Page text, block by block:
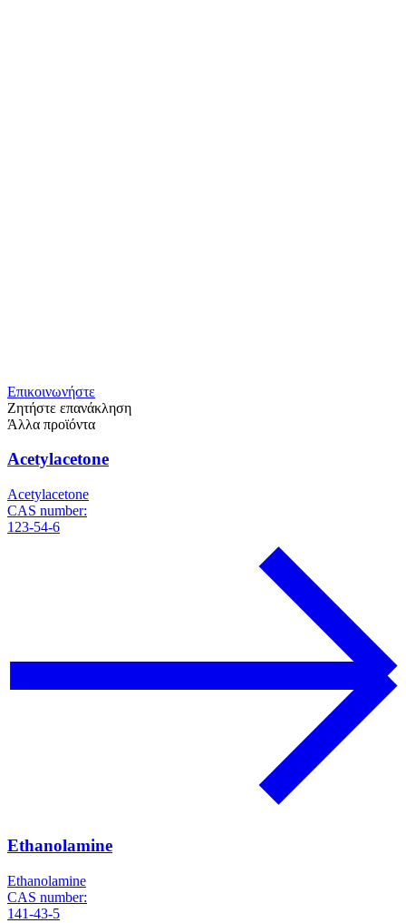
Επικοινωνήστε
Ζητήστε επανάκληση
Άλλα προϊόντα
Acetylacetone
Acetylacetone
CAS number:
123-54-6
Ethanolamine
Ethanolamine
CAS number:
141-43-5